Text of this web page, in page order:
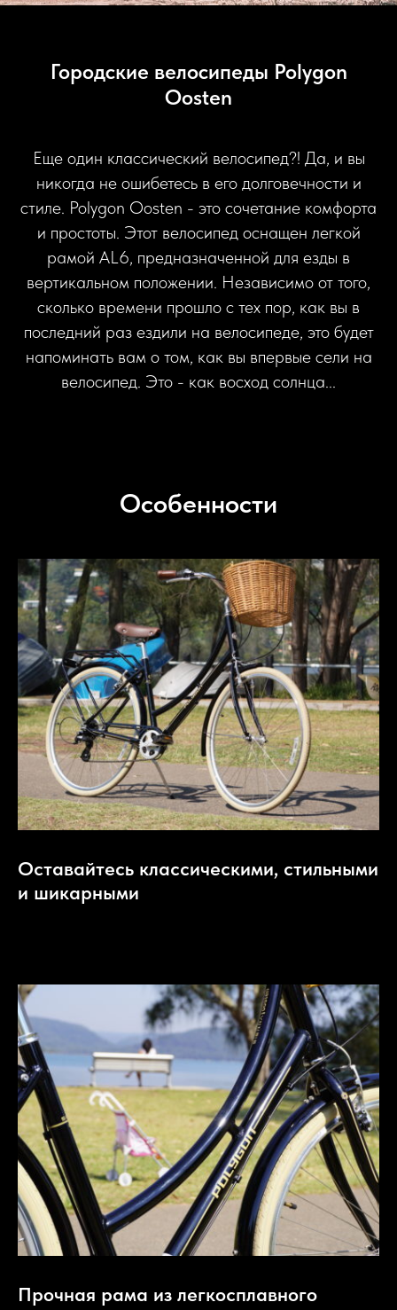
Городские велосипеды Polygon
Oosten
Еще один классический велосипед?! Да, и вы
никогда не ошибетесь в его долговечности и
стиле. Polygon Oosten - это сочетание комфорта
и простоты. Этот велосипед оснащен легкой
рамой AL6, предназначенной для езды в
вертикальном положении. Независимо от того,
сколько времени прошло с тех пор, как вы в
последний раз ездили на велосипеде, это будет
напоминать вам о том, как вы впервые сели на
велосипед. Это - как восход солнца...
Особенности
Оставайтесь классическими, стильными
и шикарными
Прочная рама из легкосплавного